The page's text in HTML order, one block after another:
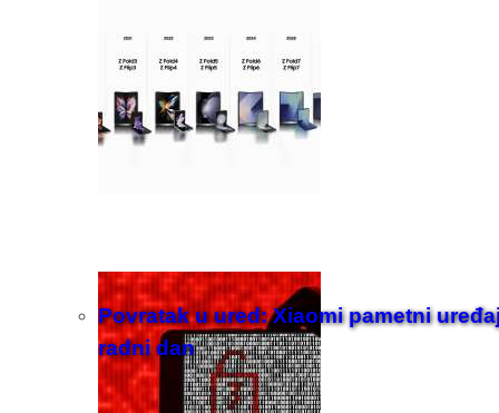
Povratak u ured: Xiaomi pametni
radni dan